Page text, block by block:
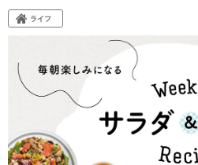
ライフ